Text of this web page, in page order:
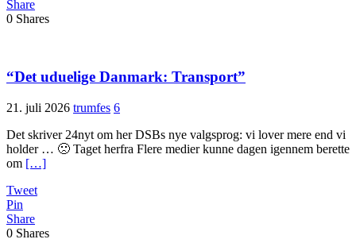
Share
0 Shares
“Det uduelige Danmark: Transport”
21. juli 2026 trumfes 6
Det skriver 24nyt om her DSBs nye valgsprog: vi lover mere end vi
holder … 🙁 Taget herfra Flere medier kunne dagen igennem berette
om […]
Tweet
Pin
Share
0 Shares